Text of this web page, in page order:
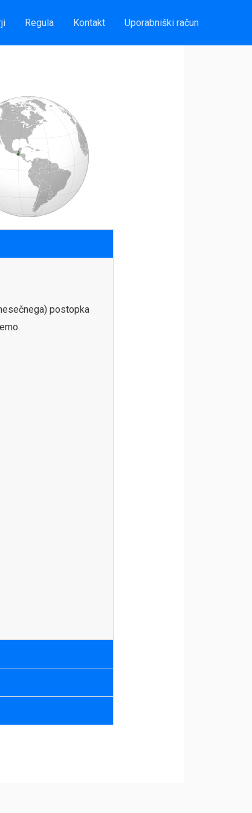
Regula Kontakt Uporabniški račun
postopka